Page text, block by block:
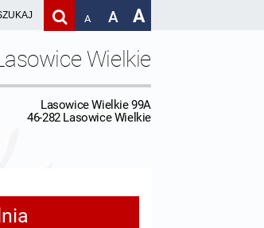
A A A
Wielkie
Lasowice Wielkie 99A
46-282 Lasowice Wielkie